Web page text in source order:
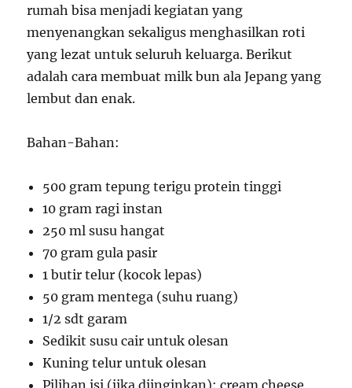
rumah bisa menjadi kegiatan yang
menyenangkan sekaligus menghasilkan roti
yang lezat untuk seluruh keluarga. Berikut
adalah cara membuat milk bun ala Jepang yang
lembut dan enak.
Bahan-Bahan:
500 gram tepung terigu protein tinggi
10 gram ragi instan
250 ml susu hangat
70 gram gula pasir
1 butir telur (kocok lepas)
50 gram mentega (suhu ruang)
1/2 sdt garam
Sedikit susu cair untuk olesan
Kuning telur untuk olesan
Pilihan isi (jika diinginkan): cream cheese,